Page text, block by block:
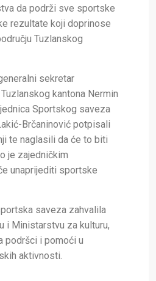
da podrži sve sportske
rezultate koji doprinose
Tuzlanskog
sekretar
kantona Nermin
Sportskog saveza
Brčaninović potpisali
te naglasili da će to biti
je zajedničkim
unaprijediti sportske
saveza zahvalila
i Ministarstvu za kulturu,
podršci i pomoći u
aktivnosti.